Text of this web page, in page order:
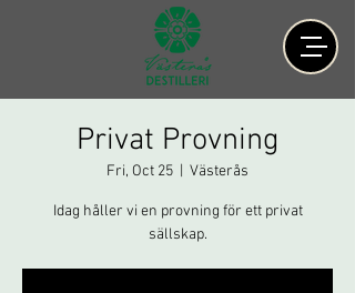
Privat Provning
Fri, Oct 25 Västerås
Idag håller vi en provning för ett privat
sällskap.